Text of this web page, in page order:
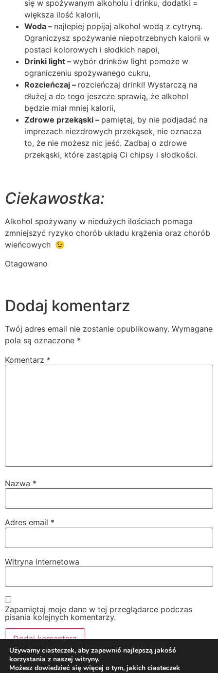
się w spożywanym alkoholu i drinku, dodatki =
większa ilość kalorii,
Woda – najlepiej popijaj alkohol wodą z cytryną.
Ograniczysz spożywanie niepotrzebnych kalorii w
postaci kolorowych i słodkich napoi,
Drinki light – wybór drinków light pomoże w
ograniczeniu spożywanego cukru,
Rozcieńczaj – rozcieńczaj drinki! Wystarczą na
dłużej a do tego jeszcze sprawią, że alkohol
będzie miał mniej kalorii,
Zdrowe przekąski – pamiętaj, by nie podjadać na
imprezach niezdrowych przekąsek, nie oznacza
to, że nie możesz nic jeść. Zadbaj o zdrowe
przekąski, które zastąpią Ci chipsy i słodkości.
Ciekawostka:
Alkohol spożywany w niedużych ilościach pomaga
zmniejszyć ryzyko chorób układu krążenia oraz chorób
wieńcowych 😉
Otagowano
Dodaj komentarz
Twój adres email nie zostanie opublikowany. Wymagane
pola są oznaczone *
Komentarz *
Nazwa *
Adres email *
Witryna internetowa
Zapamiętaj moje dane w tej przeglądarce podczas
pisania kolejnych komentarzy.
Twój osobisty dietetyk i trener online!
Używamy ciasteczek, aby zapewnić najlepszą jakość
korzystania z naszej witryny.
Możesz dowiedzieć się więcej o tym, jakich ciasteczek